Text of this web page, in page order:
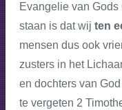
Evangelie van
staan is dat wij ten
mensen dus ook
zusters in het
en dochters van
te vergeten 2